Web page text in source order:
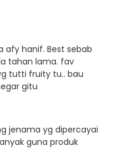
afy hanif. Best sebab
tahan lama. fav
tutti fruity tu.. bau
gitu
jenama yg dipercayai
guna produk